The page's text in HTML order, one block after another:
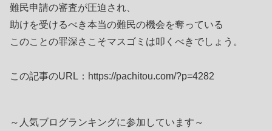
難民申請の審査が圧迫され、
助けを受けるべき本当の難民の機会を奪っている
このことの罪深さこそマスゴミは叩くべきでしょう。
この記事のURL：https://pachitou.com/?p=4282
～人気ブログランキングに参加しています～